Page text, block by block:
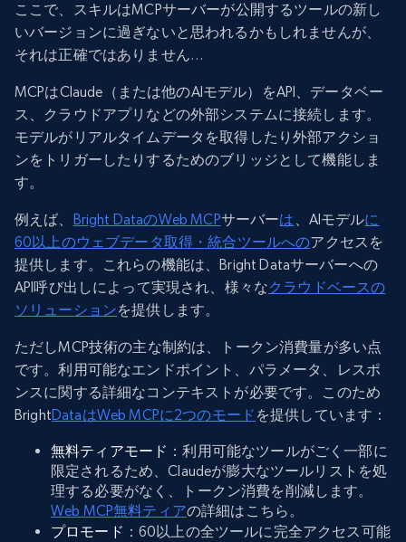
ここで、スキルはMCPサーバーが公開するツールの新し
いバージョンに過ぎないと思われるかもしれませんが、
それは正確ではありません…
MCPはClaude（または他のAIモデル）をAPI、データベー
ス、クラウドアプリなどの外部システムに接続します。
モデルがリアルタイムデータを取得したり外部アクショ
ンをトリガーしたりするためのブリッジとして機能しま
す。
例えば、 Bright DataのWeb MCPサーバーは 、AIモデルに
60以上のウェブデータ取得・統合ツールへのアクセスを
提供します。これらの機能は、Bright Dataサーバーへの
API呼び出しによって実現され、様々なクラウドベースの
ソリューションを提供します。
ただしMCP技術の主な制約は、トークン消費量が多い点
です。利用可能なエンドポイント、パラメータ、レスポ
ンスに関する詳細なコンテキストが必要です。このため
BrightDataはWeb MCPに2つのモード を提供しています：
無料ティアモード ：利用可能なツールがごく一部に
限定されるため、Claudeが膨大なツールリストを処
理する必要がなく、トークン消費を削減します。
Web MCP無料ティアの詳細はこちら。
プロモード ：60以上の全ツールに完全アクセス可能